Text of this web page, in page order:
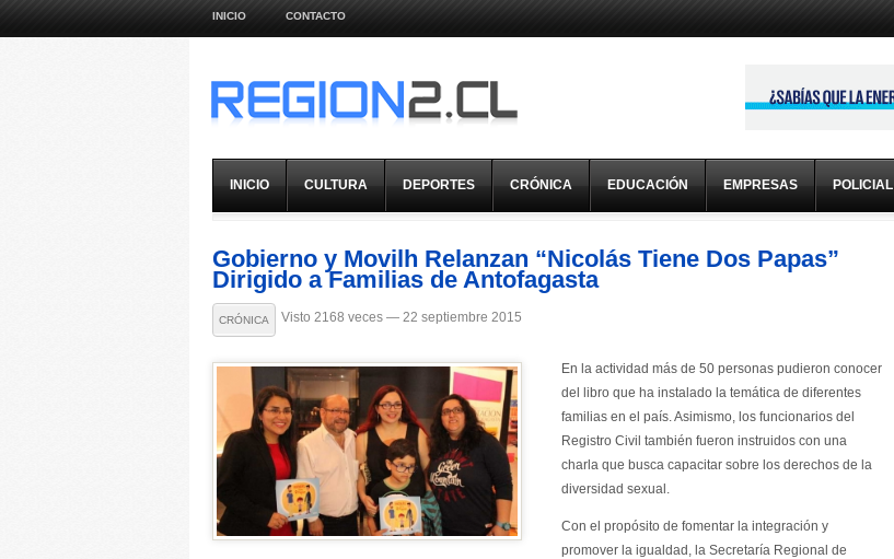
INICIO CONTACTO
INICIO CULTURA DEPORTES CRÓNICA EDUCACIÓN EMPRESAS POLICIAL
Gobierno y Movilh Relanzan “Nicolás Tiene Dos Papas”
Dirigido a Familias de Antofagasta
CRÓNICA Visto 2168 veces — 22 septiembre 2015
En la actividad más de 50 personas pudieron conocer
del libro que ha instalado la temática de diferentes
familias en el país. Asimismo, los funcionarios del
Registro Civil también fueron instruidos con una
charla que busca capacitar sobre los derechos de la
diversidad sexual.
Con el propósito de fomentar la integración y
promover la igualdad, la Secretaría Regional de